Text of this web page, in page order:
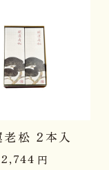
老松 2本入
2,744 円